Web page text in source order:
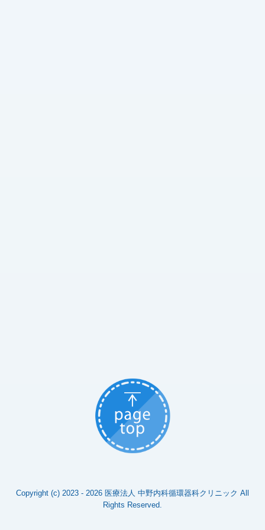
Copyright (c) 2023 - 2026 医療法人 中野内科循環器科クリニック All
Rights Reserved.